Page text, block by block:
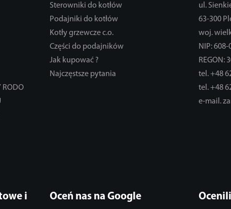
RODO
Sterowniki do kotłów
Podajniki do kotłów
Kotły grzewcze c.o.
Części do podajników
Jak kupować ?
Najczęstsze pytania
ul.
63-300
woj.
NIP:
REGON:
tel. +48
tel. +48
e-mail.
i
Oceń nas na Google